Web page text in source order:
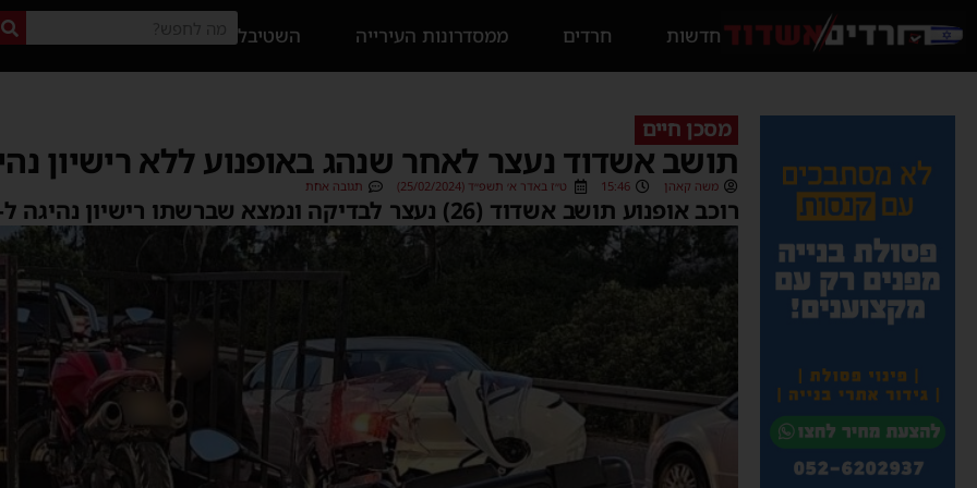
חדשות חרדים ממסדרונות העירייה השטיבל
מסכן חיים
תושב אשדוד נעצר לאחר שנהג באופנוע ללא רישיון
משה קאהן 15:46 ט״ז באדר א׳ תשפ״ד (25/02/2024) תגובה אחת
רוכב אופנוע תושב אשדוד (26) נעצר לבדיקה ונמצא שברשתו רישיון נהיגה ל-B בלבד.